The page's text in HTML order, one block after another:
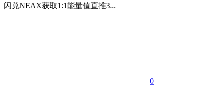
闪兑NEAX获取1:1能量值直推3...
0